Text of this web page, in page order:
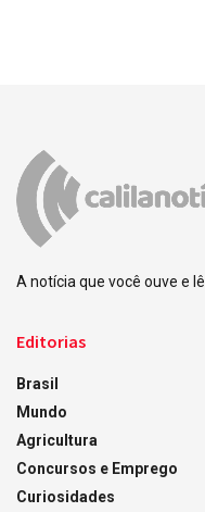
A notícia que você ouve e lê.
Editorias
Brasil
Mundo
Agricultura
Concursos e Emprego
Curiosidades